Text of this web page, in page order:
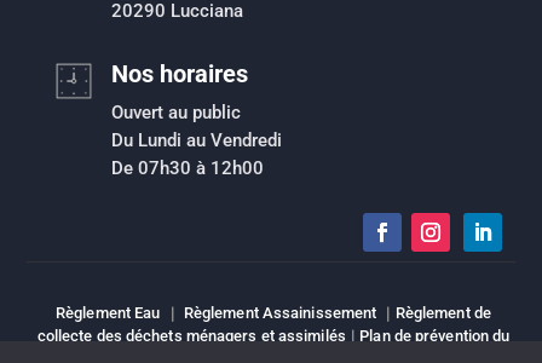
20290 Lucciana
Nos horaires
Ouvert au public
Du Lundi au Vendredi
De 07h30 à 12h00
Règlement Eau | Règlement Assainissement | Règlement de
collecte des déchets ménagers et assimilés | Plan de prévention du